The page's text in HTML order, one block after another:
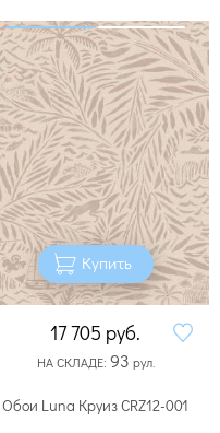
Купить
17 705 руб.
НА СКЛАДЕ: 93 рул.
Обои Luna Круиз CRZ12-001